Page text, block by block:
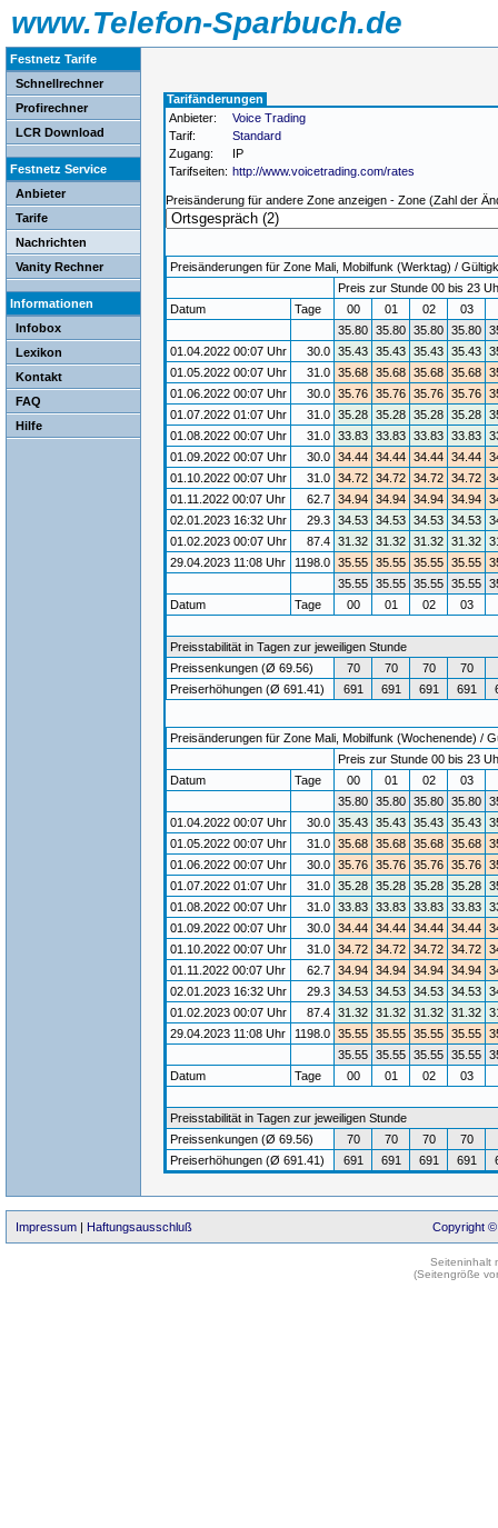
www.Telefon-Sparbuch.de
Festnetz Tarife
Schnellrechner
Profirechner
LCR Download
Festnetz Service
Anbieter
Tarife
Nachrichten
Vanity Rechner
Informationen
Infobox
Lexikon
Kontakt
FAQ
Hilfe
Tarifänderungen
Anbieter:
Voice Trading
Tarif:
Standard
Zugang:
IP
Tarifseiten: http://www.voicetrading.com/rates
Preisänderung für andere Zone anzeigen - Zone (Zahl der
Preisänderungen für Zone Mali, Mobilfunk (Werktag) /
Preis zur Stunde 00 bis 23
Datum
Tage 00 01 02 03
35.80 35.80 35.80 35.80
01.04.2022 00:07 Uhr
30.0 35.43 35.43 35.43 35.43
01.05.2022 00:07 Uhr
31.0 35.68 35.68 35.68 35.68
01.06.2022 00:07 Uhr
30.0 35.76 35.76 35.76 35.76
01.07.2022 01:07 Uhr
31.0 35.28 35.28 35.28 35.28
01.08.2022 00:07 Uhr
31.0 33.83 33.83 33.83 33.83
01.09.2022 00:07 Uhr
30.0 34.44 34.44 34.44 34.44
01.10.2022 00:07 Uhr
31.0 34.72 34.72 34.72 34.72
01.11.2022 00:07 Uhr
62.7 34.94 34.94 34.94 34.94
02.01.2023 16:32 Uhr
29.3 34.53 34.53 34.53 34.53
01.02.2023 00:07 Uhr
87.4 31.32 31.32 31.32 31.32
29.04.2023 11:08 Uhr
1198.0 35.55 35.55 35.55 35.55
35.55 35.55 35.55 35.55
Datum
Tage 00 01 02 03
Preisstabilität in Tagen zur jeweiligen Stunde
Preissenkungen (Ø 69.56)
70 70 70 70
Preiserhöhungen (Ø 691.41)
691 691 691 691
Preisänderungen für Zone Mali, Mobilfunk (Wochenende) /
Preis zur Stunde 00 bis 23
Datum
Tage 00 01 02 03
35.80 35.80 35.80 35.80
01.04.2022 00:07 Uhr
30.0 35.43 35.43 35.43 35.43
01.05.2022 00:07 Uhr
31.0 35.68 35.68 35.68 35.68
01.06.2022 00:07 Uhr
30.0 35.76 35.76 35.76 35.76
01.07.2022 01:07 Uhr
31.0 35.28 35.28 35.28 35.28
01.08.2022 00:07 Uhr
31.0 33.83 33.83 33.83 33.83
01.09.2022 00:07 Uhr
30.0 34.44 34.44 34.44 34.44
01.10.2022 00:07 Uhr
31.0 34.72 34.72 34.72 34.72
01.11.2022 00:07 Uhr
62.7 34.94 34.94 34.94 34.94
02.01.2023 16:32 Uhr
29.3 34.53 34.53 34.53 34.53
01.02.2023 00:07 Uhr
87.4 31.32 31.32 31.32 31.32
29.04.2023 11:08 Uhr
1198.0 35.55 35.55 35.55 35.55
35.55 35.55 35.55 35.55
Datum
Tage 00 01 02 03
Preisstabilität in Tagen zur jeweiligen Stunde
Preissenkungen (Ø 69.56)
70 70 70 70
Preiserhöhungen (Ø 691.41)
691 691 691 691
Impressum | Haftungsausschluß Copyright ©
Seiteninhalt
(Seitengröße